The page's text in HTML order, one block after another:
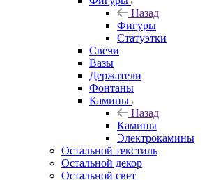
Назад
Фигуры
Статуэтки
Свечи
Вазы
Держатели
Фонтаны
Камины
Назад
Камины
Электрокамины
Остальной текстиль
Остальной декор
Остальной свет